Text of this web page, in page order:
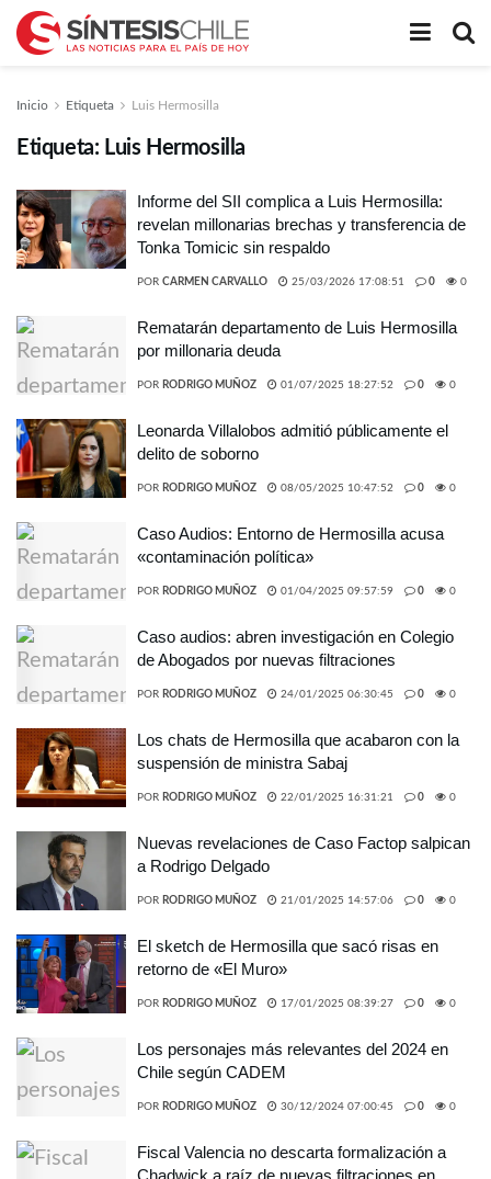
Inicio Etiqueta Luis Hermosilla
Etiqueta: Luis Hermosilla
Informe del SII complica a Luis Hermosilla:
revelan millonarias brechas y transferencia de
Tonka Tomicic sin respaldo
POR CARMEN CARVALLO 25/03/2026 17:08:51 0 0
Rematarán departamento de Luis Hermosilla
por millonaria deuda
POR RODRIGO MUÑOZ 01/07/2025 18:27:52 0 0
Leonarda Villalobos admitió públicamente el
delito de soborno
POR RODRIGO MUÑOZ 08/05/2025 10:47:52 0 0
Caso Audios: Entorno de Hermosilla acusa
«contaminación política»
POR RODRIGO MUÑOZ 01/04/2025 09:57:59 0 0
Caso audios: abren investigación en Colegio
de Abogados por nuevas filtraciones
POR RODRIGO MUÑOZ 24/01/2025 06:30:45 0 0
Los chats de Hermosilla que acabaron con la
suspensión de ministra Sabaj
POR RODRIGO MUÑOZ 22/01/2025 16:31:21 0 0
Nuevas revelaciones de Caso Factop salpican
a Rodrigo Delgado
POR RODRIGO MUÑOZ 21/01/2025 14:57:06 0 0
El sketch de Hermosilla que sacó risas en
retorno de «El Muro»
POR RODRIGO MUÑOZ 17/01/2025 08:39:27 0 0
Los personajes más relevantes del 2024 en
Chile según CADEM
POR RODRIGO MUÑOZ 30/12/2024 07:00:45 0 0
Fiscal Valencia no descarta formalización a
Chadwick a raíz de nuevas filtraciones en